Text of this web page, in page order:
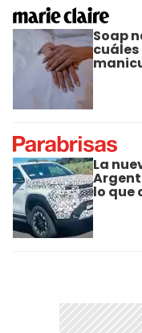
Soap
La
lo que